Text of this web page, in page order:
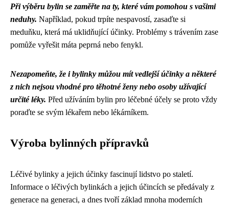
Při výběru bylin se zaměřte na ty, které vám pomohou s vašimi
neduhy. Například, pokud trpíte nespavostí, zasaďte si
meduňku, která má uklidňující účinky. Problémy s trávením zase
pomůže vyřešit máta peprná nebo fenykl.
Nezapomeňte, že i bylinky můžou mít vedlejší účinky a některé
z nich nejsou vhodné pro těhotné ženy nebo osoby užívající
určité léky. Před užíváním bylin pro léčebné účely se proto vždy
poraďte se svým lékařem nebo lékárníkem.
Výroba bylinných přípravků
Léčivé bylinky a jejich účinky fascinují lidstvo po staletí.
Informace o léčivých bylinkách a jejich účincích se předávaly z
generace na generaci, a dnes tvoří základ mnoha moderních